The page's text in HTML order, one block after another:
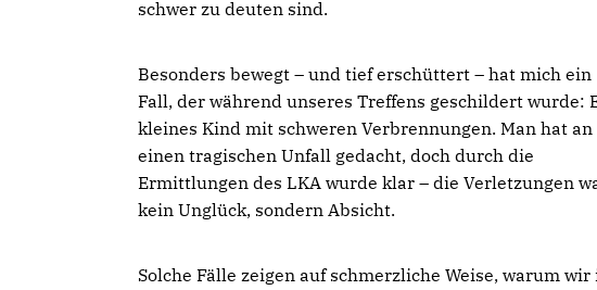
schwer zu deuten sind.
Besonders bewegt – und tief erschüttert – hat mich ein
Fall, der während unseres Treffens geschildert wurde:
kleines Kind mit schweren Verbrennungen. Man hat an
einen tragischen Unfall gedacht, doch durch die
Ermittlungen des LKA wurde klar – die Verletzungen
kein Unglück, sondern Absicht.
Solche Fälle zeigen auf schmerzliche Weise, warum wir